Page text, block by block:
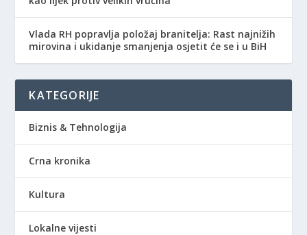
Vlada RH popravlja položaj branitelja: Rast najnižih
mirovina i ukidanje smanjenja osjetit će se i u BiH
KATEGORIJE
Biznis & Tehnologija
Crna kronika
Kultura
Lokalne vijesti